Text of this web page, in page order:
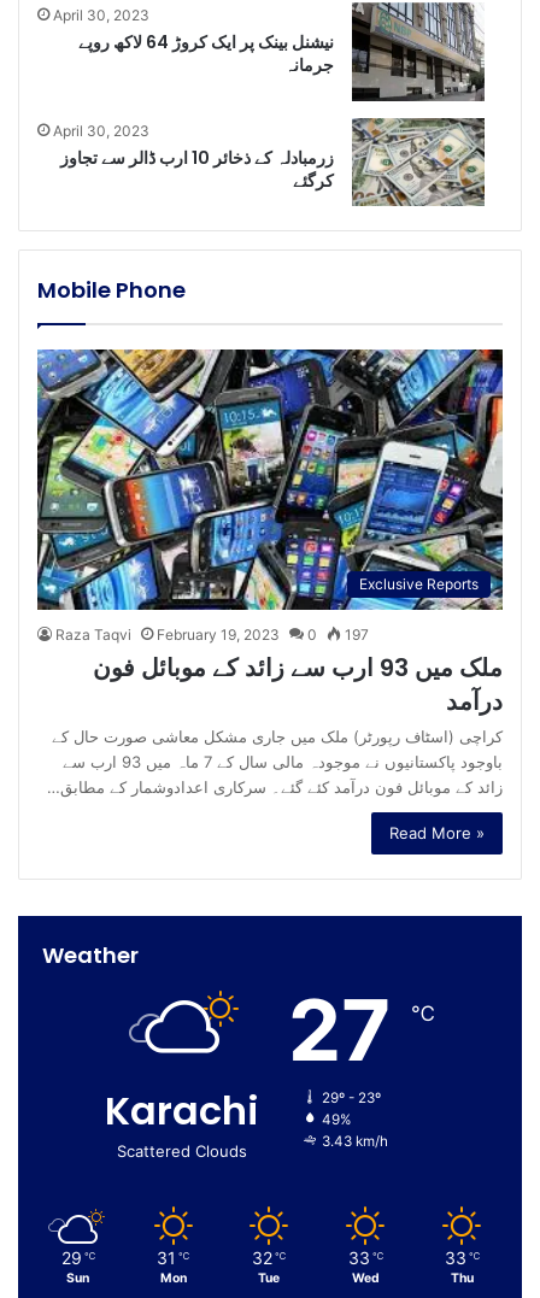
April 30, 2023
نیشنل بینک پر ایک کروڑ 64 لاکھ روپے
جرمانہ
April 30, 2023
زرمبادلہ کے ذخائر 10 ارب ڈالر سے تجاوز
کرگئے
Mobile Phone
Exclusive Reports
Raza Taqvi February 19, 2023 0 197
ملک میں 93 ارب سے زائد کے موبائل فون
درآمد
کراچی (اسٹاف رپورٹر) ملک میں جاری مشکل معاشی صورت حال کے
باوجود پاکستانیوں نے موجودہ مالی سال کے 7 ماہ میں 93 ارب سے
زائد کے موبائل فون درآمد کئے گئے۔ سرکاری اعدادوشمار کے مطابق…
Read More »
Weather
Karachi
Scattered Clouds
27 ℃
29º - 23º
49%
3.43 km/h
29 ℃
Sun
31 ℃
Mon
32 ℃
Tue
33 ℃
Wed
33 ℃
Thu